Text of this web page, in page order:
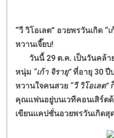
“วี วิโอเลต” อวยพรวันเกิด “
หวานเจี๊ยบ!
วันนี้ 29 ต.ค. เป็นวันคล้า
หนุ่ม “เก้า จิรายุ”ที่อายุ 30 ปี
หวานใจคนสวย “วี วิโอเลต”
คุณแฟนอยู่บนเวทีคอนเสิร์ต
เขียนแคปชั่นอวยพรวันเกิดสุ